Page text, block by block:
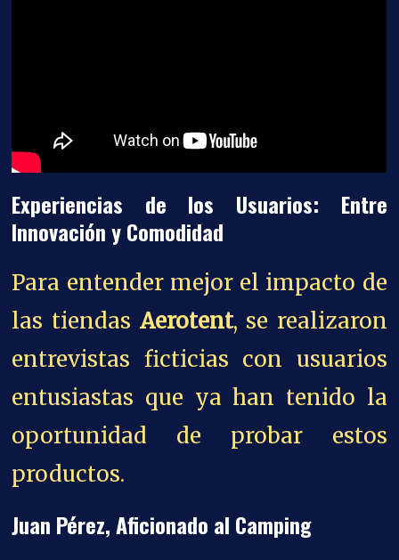
Experiencias de los Usuarios: Entre
Innovación y Comodidad
Para entender mejor el impacto de
las tiendas Aerotent, se realizaron
entrevistas ficticias con usuarios
entusiastas que ya han tenido la
oportunidad de probar estos
productos.
Juan Pérez, Aficionado al Camping